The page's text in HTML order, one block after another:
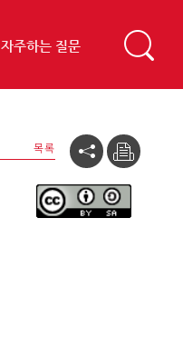
자주하는 질문